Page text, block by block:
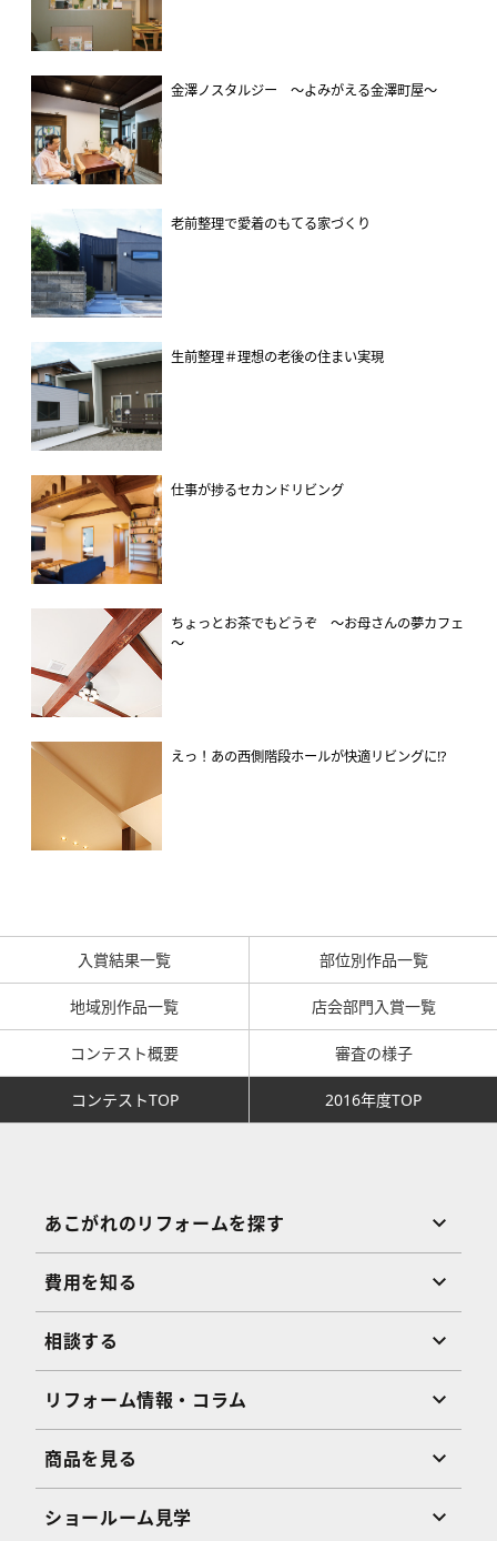
入賞結果一覧 部位別作品一覧
地域別作品一覧 店会部門入賞一覧
コンテスト概要 審査の様子
コンテストTOP 2016年度TOP
金澤ノスタルジー ～よみがえる金澤町屋～
老前整理で愛着のもてる家づくり
生前整理＃理想の老後の住まい実現
仕事が捗るセカンドリビング
ちょっとお茶でもどうぞ ～お母さんの夢カフェ
～
えっ！あの西側階段ホールが快適リビングに!?
あこがれのリフォームを探す
費用を知る
相談する
リフォーム情報・コラム
商品を見る
ショールーム見学